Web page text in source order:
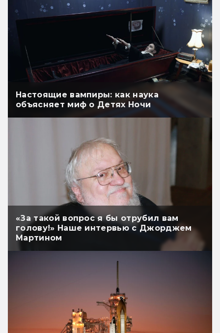
Настоящие вампиры: как наука
объясняет миф о Детях Ночи
«За такой вопрос я бы отрубил вам
голову!» Наше интервью с Джорджем
Мартином